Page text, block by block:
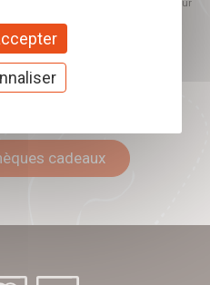
tout moment et reste sans incidence sur
cadeaux